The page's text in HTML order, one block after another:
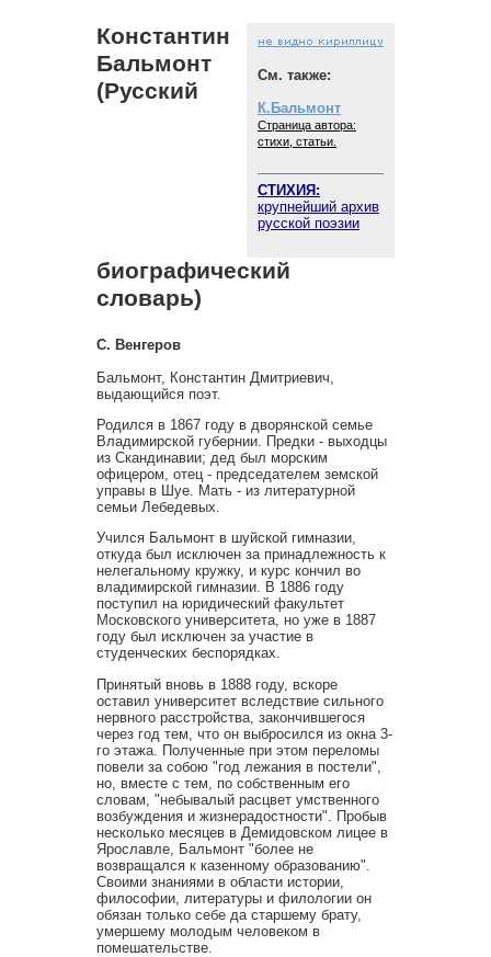
См. также:
К.Бальмонт
Страница автора:
стихи, статьи.
СТИХИЯ:
крупнейший архив
русской поэзии
Константин
Бальмонт
(Русский
биографический
словарь)
С. Венгеров
Бальмонт, Константин Дмитриевич,
выдающийся поэт.
Родился в 1867 году в дворянской семье
Владимирской губернии. Предки - выходцы
из Скандинавии; дед был морским
офицером, отец - председателем земской
управы в Шуе. Мать - из литературной
семьи Лебедевых.
Учился Бальмонт в шуйской гимназии,
откуда был исключен за принадлежность к
нелегальному кружку, и курс кончил во
владимирской гимназии. В 1886 году
поступил на юридический факультет
Московского университета, но уже в 1887
году был исключен за участие в
студенческих беспорядках.
Принятый вновь в 1888 году, вскоре
оставил университет вследствие сильного
нервного расстройства, закончившегося
через год тем, что он выбросился из окна 3-
го этажа. Полученные при этом переломы
повели за собою "год лежания в постели",
но, вместе с тем, по собственным его
словам, "небывалый расцвет умственного
возбуждения и жизнерадостности". Пробыв
несколько месяцев в Демидовском лицее в
Ярославле, Бальмонт "более не
возвращался к казенному образованию".
Своими знаниями в области истории,
философии, литературы и филологии он
обязан только себе да старшему брату,
умершему молодым человеком в
помешательстве.